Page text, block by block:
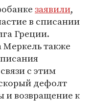
заявили,
в списании
Греции.
также
с этим
дефолт
и возвращение к